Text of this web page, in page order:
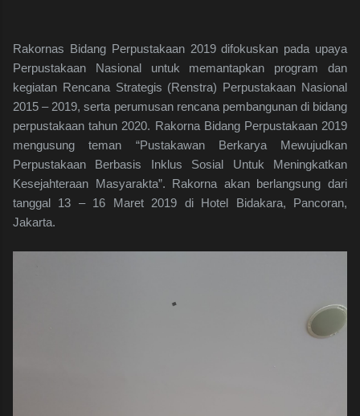
Rakornas Bidang Perpustakaan 2019 difokuskan pada upaya
Perpustakaan Nasional untuk memantapkan program dan
kegiatan Rencana Strategis (Renstra) Perpustakaan Nasional
2015 – 2019, serta perumusan rencana pembangunan di bidang
perpustakaan tahun 2020. Rakorna Bidang Perpustakaan 2019
mengusung teman “Pustakawan Berkarya Mewujudkan
Perpustakaan Berbasis Inklus Sosial Untuk Meningkatkan
Kesejahteraan Masyarakta”. Rakorna akan berlangsung dari
tanggal 13 – 16 Maret 2019 di Hotel Bidakara, Pancoran,
Jakarta.